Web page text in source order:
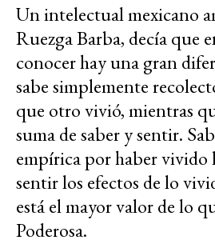
Un intelectual mexicano
Ruezga Barba, decía que
conocer hay una gran
sabe simplemente
que otro vivió, mientras
suma de saber y sentir.
empírica por haber vivido
sentir los efectos de lo
está el mayor valor de lo
Poderosa.